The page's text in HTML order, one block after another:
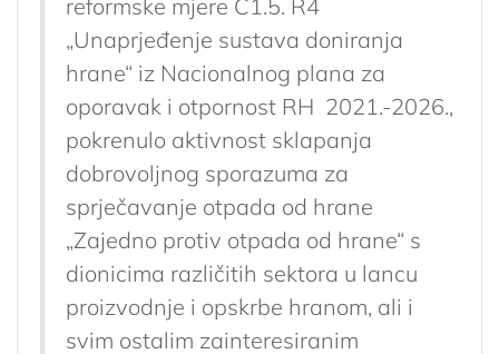
reformske mjere C1.5. R4
„Unaprjeđenje sustava doniranja
hrane“ iz Nacionalnog plana za
oporavak i otpornost RH 2021.-2026.,
pokrenulo aktivnost sklapanja
dobrovoljnog sporazuma za
sprječavanje otpada od hrane
„Zajedno protiv otpada od hrane“ s
dionicima različitih sektora u lancu
proizvodnje i opskrbe hranom, ali i
svim ostalim zainteresiranim